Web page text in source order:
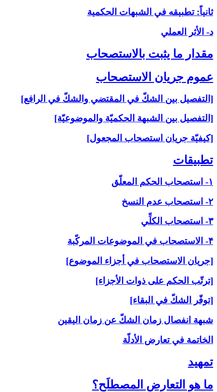
ثانياً: تطبيقه في الشبهات الحكمية
د- الأثر العملي
مقدار ما يثبت بالاستصحاب‏
عموم جريان الاستصحاب‏
[التفصيل بين الشكّ في المقتضي والشكّ في الرافع]
[التفصيل بين الشبهة الحكميّة والموضوعيّة]
[كيفيّة جريان استصحاب المجعول]
تطبيقات‏
۱- استصحاب الحكم المعلّق
۲- استصحاب عدم النسخ
۳- استصحاب الكلِّي
۴- الاستصحاب في الموضوعات المركّبة
[جريان الاستصحاب في أجزاء الموضوع]
[ترتّب الحكم على ذوات الأجزاء]
[توفّر الشكّ في البقاء]
شبهة انفصال زمان الشكّ عن زمان اليقين
الخاتمة في تعارض الأدلّة
تمهيد
ما هو التعارض المصطلَح؟